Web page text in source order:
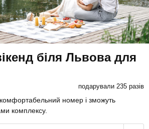
біля Львова для
подарували 235 разів
комфортабельний номер і зможуть
комплексу.